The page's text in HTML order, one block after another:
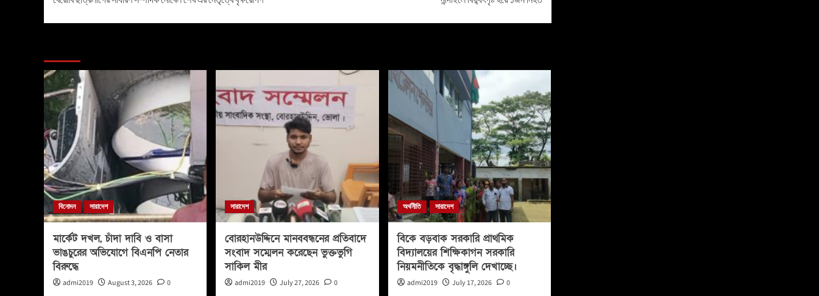
বিনোদন সারাদেশ
মার্কেট দখল, চাঁদা দাবি ও বাসা
ভাঙচুরের অভিযোগে বিএনপি নেতার
বিরুদ্ধে
admi2019 August 3, 2026 0
সারাদেশ
বোরহানউদ্দিনে মানববন্ধনের প্রতিবাদে
সংবাদ সম্মেলন করেছেন ভুক্তভুগি
সাকিল মীর
admi2019 July 27, 2026 0
অর্থনীতি সারাদেশ
বিকে বড়বাক সরকারি প্রাথমিক
বিদ্যালয়ের শিক্ষিকাগন সরকারি
নিয়মনীতিকে বৃদ্ধাঙ্গুলি দেখাচ্ছে।
admi2019 July 17, 2026 0